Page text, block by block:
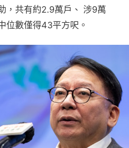
，共有約2.9萬戶、 涉9萬
位數僅得43平方呎。